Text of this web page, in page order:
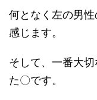
何となく左の男
感じます。
そして、一番大
た〇です。